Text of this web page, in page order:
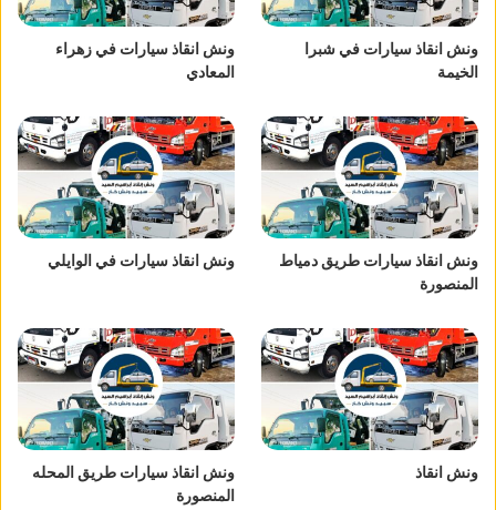
ونش انقاذ سيارات في شبرا
الخيمة
ونش انقاذ سيارات في زهراء
المعادي
ونش انقاذ سيارات طريق دمياط
المنصورة
ونش انقاذ سيارات في الوايلي
ونش انقاذ
ونش انقاذ سيارات طريق المحله
المنصورة